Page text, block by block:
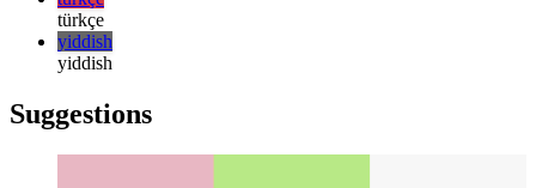
русский
русский
türkçe
türkçe
yiddish
yiddish